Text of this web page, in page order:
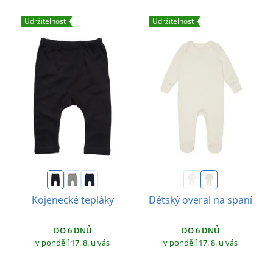
Udržitelnost
Kojenecké tepláky
DO 6 DNŮ
v pondělí 17. 8. u vás
Udržitelnost
Dětský overal na spaní
DO 6 DNŮ
v pondělí 17. 8. u vás